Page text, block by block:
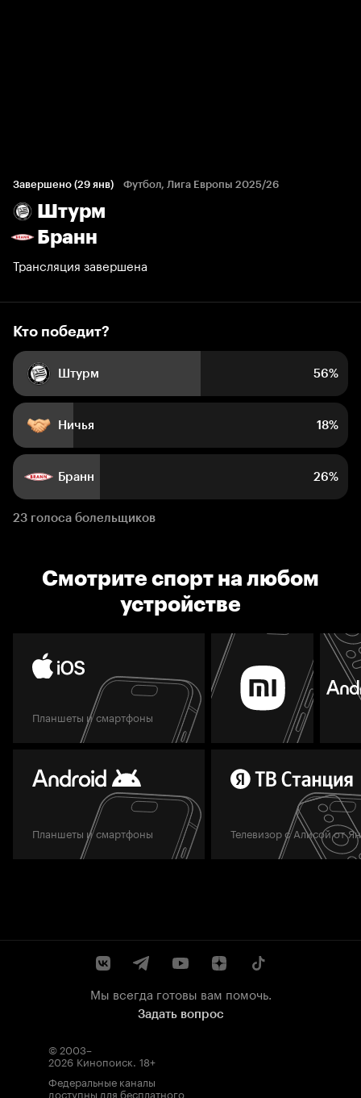
Завершено (29 янв) Футбол, Лига Европы 2025/26
Штурм
Бранн
Трансляция завершена
56%
Кто победит?
Штурм 56%
Ничья 18%
Бранн 26%
23 голоса болельщиков
Смотрите спорт на любом
устройстве
Планшеты и смартфоны
Планшеты и смартфоны Телевизор с Алисой от
Мы всегда готовы вам помочь.
Задать вопрос
© 2003–
2026 Кинопоиск 18+
Федеральные каналы
доступны для бесплатного